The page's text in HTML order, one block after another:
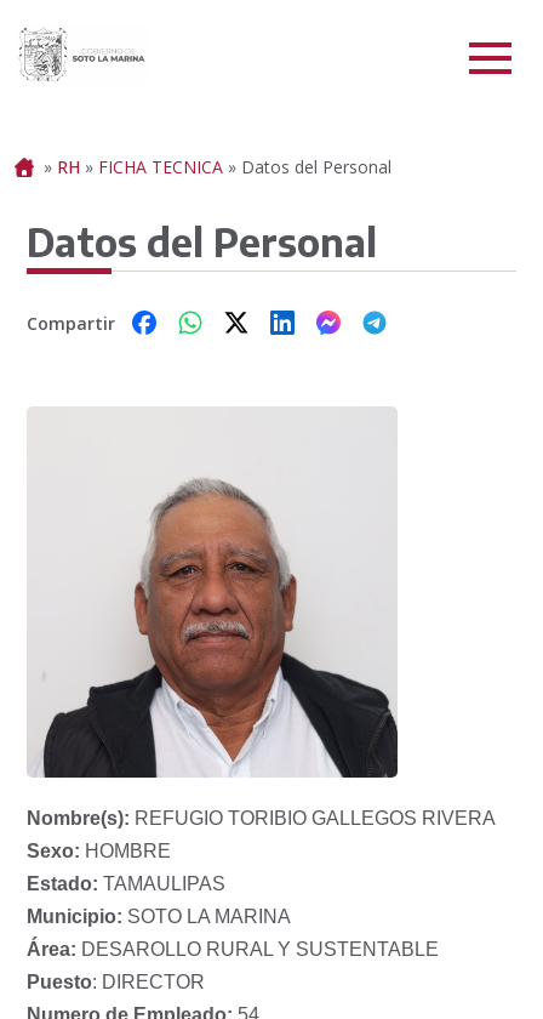
Portada
» RH » FICHA TECNICA » Datos del Personal
Datos del Personal
Compartir
Nombre(s): REFUGIO TORIBIO GALLEGOS RIVERA
Sexo: HOMBRE
Estado: TAMAULIPAS
Municipio: SOTO LA MARINA
Área: DESAROLLO RURAL Y SUSTENTABLE
Puesto: DIRECTOR